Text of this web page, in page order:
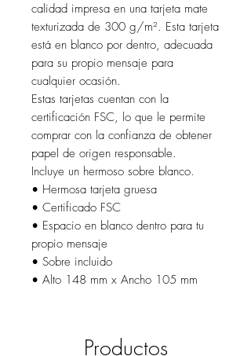
calidad impresa en una tarjeta mate
texturizada de 300 g/m². Esta tarjeta
está en blanco por dentro, adecuada
para su propio mensaje para
cualquier ocasión.
Estas tarjetas cuentan con la
certificación FSC, lo que le permite
comprar con la confianza de obtener
papel de origen responsable.
Incluye un hermoso sobre blanco.
• Hermosa tarjeta gruesa
• Certificado FSC
• Espacio en blanco dentro para tu
propio mensaje
• Sobre incluido
• Alto 148 mm x Ancho 105 mm
Productos